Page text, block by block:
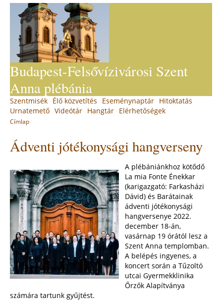
navigation
Budapest-Felsővízivárosi Szent
Anna plébánia
are
Címlap
to
top
Ádventi jótékonysági hangverseny
A plébániánkhoz kötődő
La mia Fonte Énekkar
(karigazgató: Farkasházi
Dávid) és Barátainak
ádventi jótékonysági
hangversenye 2022.
december 18-án,
vasárnap 19 órától lesz a
Szent Anna templomban.
A belépés ingyenes, a
koncert során a Tűzoltó
utcai Gyermekklinika
Őrzők Alapítványa
számára tartunk gyűjtést.
Back
to
top
Main
menu
Szentmisék Élő közvetítés Eseménynaptár Hitoktatás
Urnatemető Videótár Hangtár Elérhetőségek